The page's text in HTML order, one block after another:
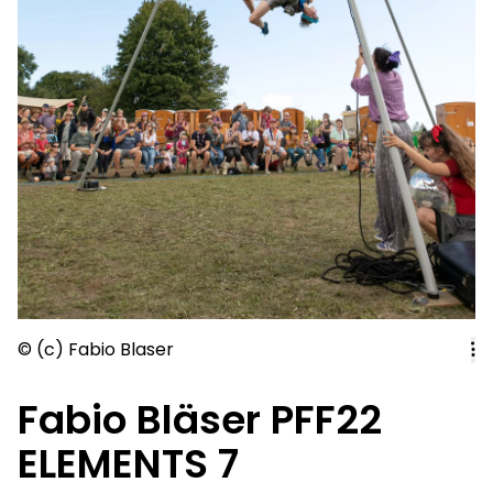
© (c) Fabio Blaser
Fabio Bläser PFF22
ELEMENTS 7